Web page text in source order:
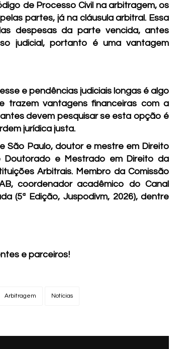
de Processo Civil na arbitragem, os
partes, já na cláusula arbitral. Essa
despesas da parte vencida, antes
judicial, portanto é uma vantagem
e pendências judiciais longas é algo
trazem vantagens financeiras com a
devem pesquisar se esta opção é
jurídica justa.
São Paulo, doutor e mestre em Direito
Doutorado e Mestrado em Direito da
Arbitrais. Membro da Comissão
coordenador acadêmico do Canal
(5ª Edição, Juspodivm, 2026), dentre
e parceiros!
Arbitragem Notícias